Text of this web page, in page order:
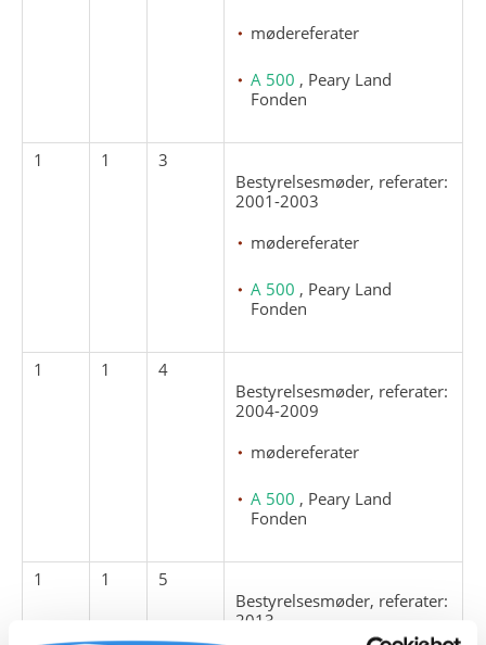
mødereferater
A 500 , Peary Land
Fonden
1 1
3
Bestyrelsesmøder, referater:
2001-2003
mødereferater
A 500 , Peary Land
Fonden
1 1
4
Bestyrelsesmøder, referater:
2004-2009
mødereferater
A 500 , Peary Land
Fonden
1 1
5
Bestyrelsesmøder, referater:
2013